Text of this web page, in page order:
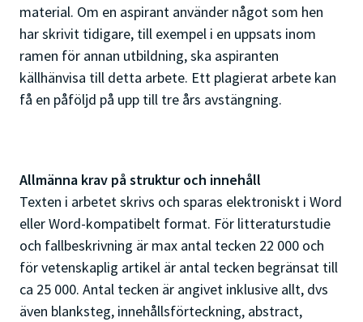
material. Om en aspirant använder något som hen
har skrivit tidigare, till exempel i en uppsats inom
ramen för annan utbildning, ska aspiranten
källhänvisa till detta arbete. Ett plagierat arbete kan
få en påföljd på upp till tre års avstängning.
Allmänna krav på struktur och innehåll
Texten i arbetet skrivs och sparas elektroniskt i Word
eller Word-kompatibelt format. För litteraturstudie
och fallbeskrivning är max antal tecken 22 000 och
för vetenskaplig artikel är antal tecken begränsat till
ca 25 000. Antal tecken är angivet inklusive allt, dvs
även blanksteg, innehållsförteckning, abstract,